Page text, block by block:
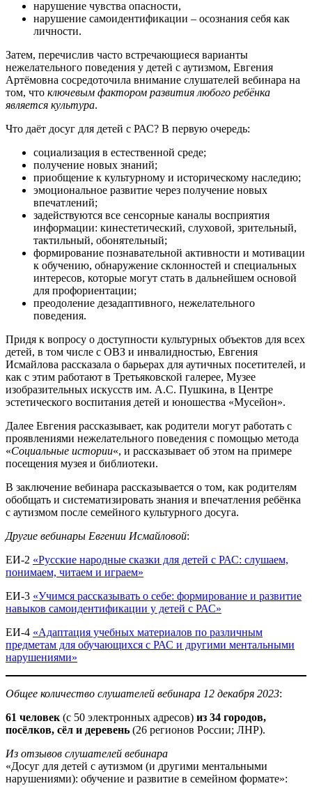
нарушение чувства опасности,
нарушение самоидентификации – осознания себя как
личности.
Затем, перечислив часто встречающиеся варианты
нежелательного поведения у детей с аутизмом, Евгения
Артёмовна сосредоточила внимание слушателей вебинара на
том, что ключевым фактором развития любого ребёнка
является культура.
Что даёт досуг для детей с РАС? В первую очередь:
социализация в естественной среде;
получение новых знаний;
приобщение к культурному и историческому наследию;
эмоциональное развитие через получение новых
впечатлений;
задействуются все сенсорные каналы восприятия
информации: кинестетический, слуховой, зрительный,
тактильный, обонятельный;
формирование познавательной активности и мотивации
к обучению, обнаружение склонностей и специальных
интересов, которые могут стать в дальнейшем основой
для профориентации;
преодоление дезадаптивного, нежелательного
поведения.
Придя к вопросу о доступности культурных объектов для всех
детей, в том числе с ОВЗ и инвалидностью, Евгения
Исмайлова рассказала о барьерах для аутичных посетителей, и
как с этим работают в Третьяковской галерее, Музее
изобразительных искусств им. А.С. Пушкина, в Центре
эстетического воспитания детей и юношества «Мусейон».
Далее Евгения рассказывает, как родители могут работать с
проявлениями нежелательного поведения с помощью метода
«Социальные истории«, и рассказывает об этом на примере
посещения музея и библиотеки.
В заключение вебинара рассказывается о том, как родителям
обобщать и систематизировать знания и впечатления ребёнка
с аутизмом после семейного культурного досуга.
Другие вебинары Евгении Исмайловой:
ЕИ-2 «Русские народные сказки для детей с РАС: слушаем,
понимаем, читаем и играем»
ЕИ-3 «Учимся рассказывать о себе: формирование и развитие
навыков самоидентификации у детей с РАС»
ЕИ-4 «Адаптация учебных материалов по различным
предметам для обучающихся с РАС и другими ментальными
нарушениями»
Общее количество слушателей вебинара 12 декабря 2023:
61 человек (с 50 электронных адресов) из 34 городов,
посёлков, сёл и деревень (26 регионов России; ЛНР).
Из отзывов слушателей вебинара
«Досуг для детей с аутизмом (и другими ментальными
нарушениями): обучение и развитие в семейном формате»: